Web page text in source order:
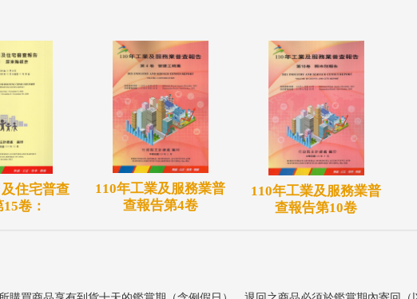
住宅普查
卷：
110年工業及服務業普
查報告第4卷
110年工業及服務業普
查報告第10卷